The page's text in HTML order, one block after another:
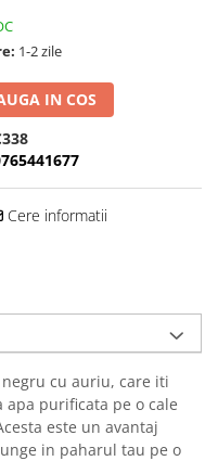
1-2 zile
IN COS
Cere informatii
cu auriu, care iti
purificata pe o cale
este un avantaj
in paharul tau pe o